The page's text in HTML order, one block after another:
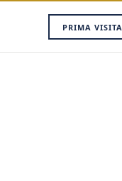
PRIMA VISITA